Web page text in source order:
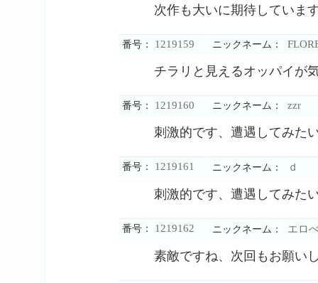
次作も大いに期待していま
番号： 1219159 ニックネーム：
チラリと見えるオッパイが
番号： 1219160 ニックネーム： zzr
刺激的です、遭遇してみた
番号： 1219161 ニックネーム： ｄ
刺激的です、遭遇してみた
番号： 1219162 ニックネーム： エロ
素敵ですね、次回もお願い